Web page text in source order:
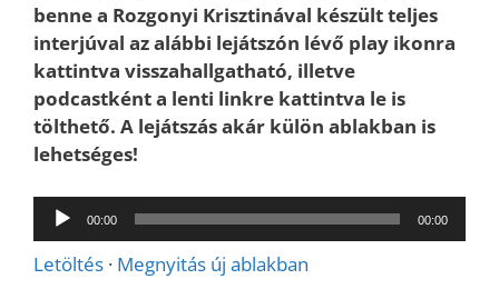
benne a Rozgonyi Krisztinával készült teljes
interjúval az alábbi lejátszón lévő play ikonra
kattintva visszahallgatható, illetve
podcastként a lenti linkre kattintva le is
tölthető. A lejátszás akár külön ablakban is
lehetséges!
Audió
lejátszó
00:00 00:00
Letöltés · Megnyitás új ablakban